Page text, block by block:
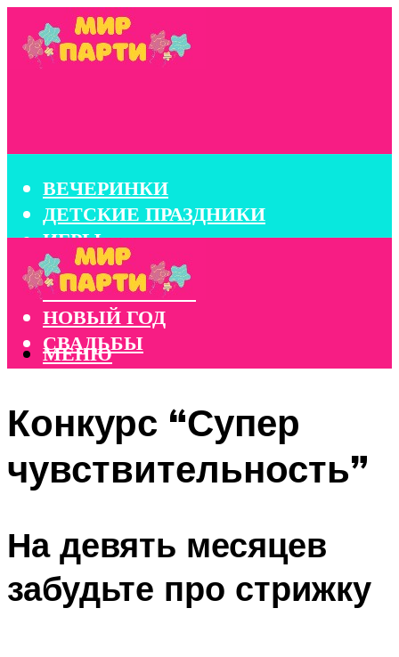
ВЕЧЕРИНКИ
ДЕТСКИЕ ПРАЗДНИКИ
ИГРЫ
КОНКУРСЫ
КОРПОРАТИВЫ
НОВЫЙ ГОД
СВАДЬБЫ
МЕНЮ
Конкурс “Супер
чувствительность”
На девять месяцев
забудьте про стрижку